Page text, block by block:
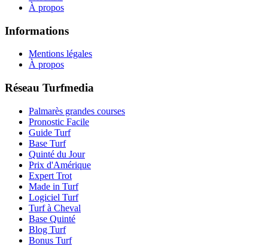
À propos
Informations
Mentions légales
À propos
Réseau Turfmedia
Palmarès grandes courses
Pronostic Facile
Guide Turf
Base Turf
Quinté du Jour
Prix d'Amérique
Expert Trot
Made in Turf
Logiciel Turf
Turf à Cheval
Base Quinté
Blog Turf
Bonus Turf